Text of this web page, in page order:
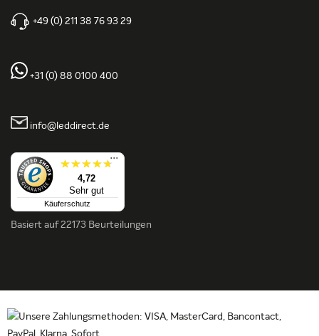
+49 (0) 211 38 76 93 29
+31 (0) 88 0100 400
info@leddirect.de
4,72
Sehr gut
...
Käuferschutz
Basiert auf22173 Beurteilungen